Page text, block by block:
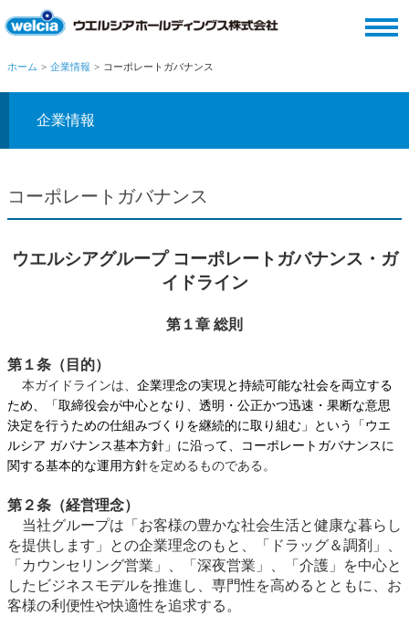
ホーム 企業情報 コーポレートガバナンス
企業情報
コーポレートガバナンス
ウエルシアグループ コーポレートガバナンス・ガ
イドライン
第１章 総則
第１条（目的）
本ガイドラインは、 企業理念の実現と持続可能な社会を両立する
ため、「取締役会が中心となり、透明・公正かつ迅速・果断な意思
決定を行うための仕組みづくりを継続的に取り組む」という「ウエ
ルシア ガバナンス基本方針」に沿って、コーポレートガバナンスに
関する基本的な運用方針を定めるものである。
第２条（経営理念）
当社グループは「お客様の豊かな社会生活と健康な暮らし
を提供します」との企業理念のもと、「ドラッグ＆調剤」、
「カウンセリング営業」、「深夜営業」、「介護」を中心と
したビジネスモデルを推進し、専門性を高めるとともに、お
客様の利便性や快適性を追求する。